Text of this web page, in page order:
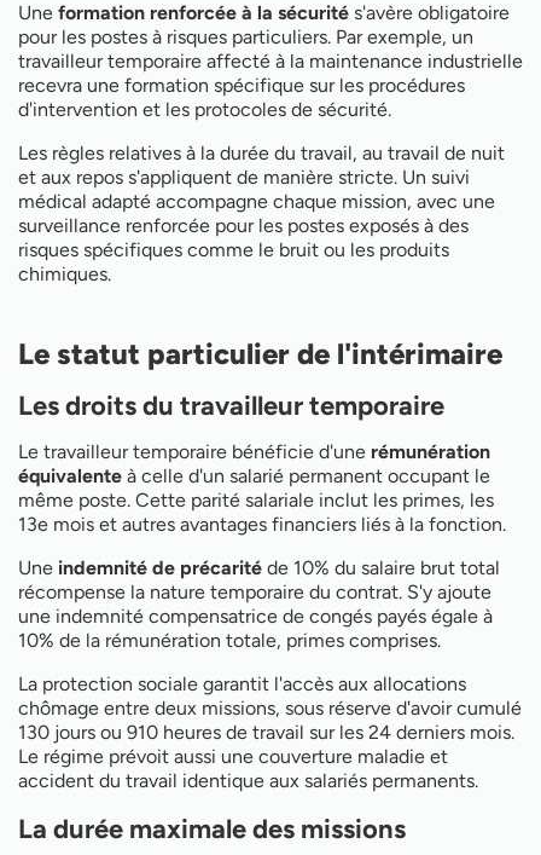
Une formation renforcée à la sécurité s'avère obligatoire
pour les postes à risques particuliers. Par exemple, un
travailleur temporaire affecté à la maintenance industrielle
recevra une formation spécifique sur les procédures
d'intervention et les protocoles de sécurité.
Les règles relatives à la durée du travail, au travail de nuit
et aux repos s'appliquent de manière stricte. Un suivi
médical adapté accompagne chaque mission, avec une
surveillance renforcée pour les postes exposés à des
risques spécifiques comme le bruit ou les produits
chimiques.
Le statut particulier de l'intérimaire
Les droits du travailleur temporaire
Le travailleur temporaire bénéficie d'une rémunération
équivalente à celle d'un salarié permanent occupant le
même poste. Cette parité salariale inclut les primes, les
13e mois et autres avantages financiers liés à la fonction.
Une indemnité de précarité de 10% du salaire brut total
récompense la nature temporaire du contrat. S'y ajoute
une indemnité compensatrice de congés payés égale à
10% de la rémunération totale, primes comprises.
La protection sociale garantit l'accès aux allocations
chômage entre deux missions, sous réserve d'avoir cumulé
130 jours ou 910 heures de travail sur les 24 derniers mois.
Le régime prévoit aussi une couverture maladie et
accident du travail identique aux salariés permanents.
La durée maximale des missions